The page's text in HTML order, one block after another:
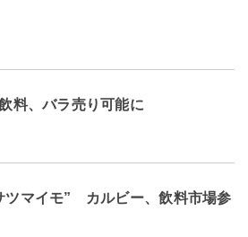
料、バラ売り可能に
ツマイモ” カルビー、飲料市場参